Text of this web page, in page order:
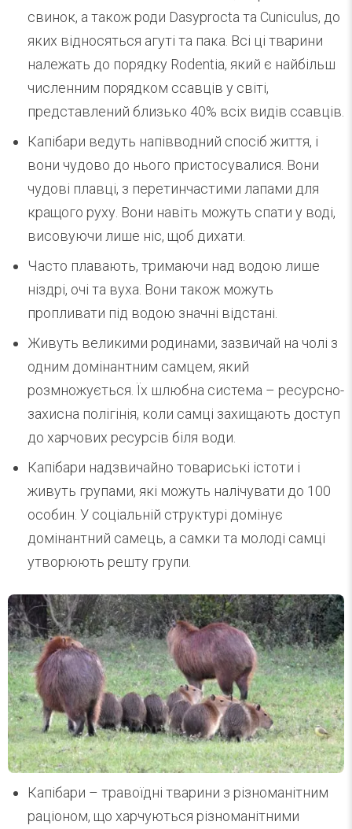
свинок, а також роди Dasyprocta та Cuniculus, до
яких відносяться агуті та пака. Всі ці тварини
належать до порядку Rodentia, який є найбільш
численним порядком ссавців у світі,
представлений близько 40% всіх видів ссавців.
Капібари ведуть напівводний спосіб життя, і
вони чудово до нього пристосувалися. Вони
чудові плавці, з перетинчастими лапами для
кращого руху. Вони навіть можуть спати у воді,
висовуючи лише ніс, щоб дихати.
Часто плавають, тримаючи над водою лише
ніздрі, очі та вуха. Вони також можуть
пропливати під водою значні відстані.
Живуть великими родинами, зазвичай на чолі з
одним домінантним самцем, який
розмножується. Їх шлюбна система – ресурсно-
захисна полігінія, коли самці захищають доступ
до харчових ресурсів біля води.
Капібари надзвичайно товариські істоти і
живуть групами, які можуть налічувати до 100
особин. У соціальній структурі домінує
домінантний самець, а самки та молоді самці
утворюють решту групи.
Капібари – травоїдні тварини з різноманітним
раціоном, що харчуються різноманітними